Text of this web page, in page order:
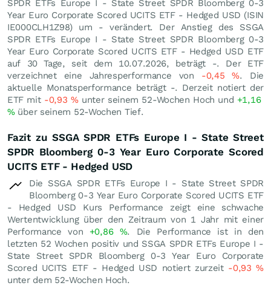
SPDR ETFs Europe I - State Street SPDR Bloomberg 0-3
Year Euro Corporate Scored UCITS ETF - Hedged USD (ISIN
IE000CLH1Z98) um - verändert. Der Anstieg des SSGA
SPDR ETFs Europe I - State Street SPDR Bloomberg 0-3
Year Euro Corporate Scored UCITS ETF - Hedged USD ETF
auf 30 Tage, seit dem 10.07.2026, beträgt -. Der ETF
verzeichnet eine Jahresperformance von -0,45%. Die
aktuelle Monatsperformance beträgt -. Derzeit notiert der
ETF mit -0,93 %unter seinem 52-Wochen Hoch und +1,16
%über seinem 52-Wochen Tief.
Fazit zu SSGA SPDR ETFs Europe I - State Street
SPDR Bloomberg 0-3 Year Euro Corporate Scored
UCITS ETF - Hedged USD
Die SSGA SPDR ETFs Europe I - State Street SPDR
Bloomberg 0-3 Year Euro Corporate Scored UCITS ETF
- Hedged USD Kurs Performance zeigt eine schwache
Wertentwicklung über den Zeitraum von 1 Jahr mit einer
Performance von +0,86 %. Die Performance ist in den
letzten 52 Wochen positiv und SSGA SPDR ETFs Europe I -
State Street SPDR Bloomberg 0-3 Year Euro Corporate
Scored UCITS ETF - Hedged USD notiert zurzeit -0,93%
unter dem 52-Wochen Hoch.